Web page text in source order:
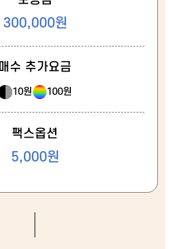
300,000원
매수 추가요금
10원 100원
팩스옵션
5,000원